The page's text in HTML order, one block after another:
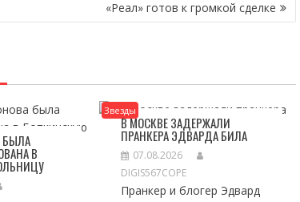
«Реал» готов к громкой сделке
БЫЛА
В
Звезды
В МОСКВЕ ЗАДЕРЖАЛИ
ПРАНКЕРА ЭДВАРДА БИЛА
07.08.2026
DIGIS567COPE
Пранкер и блогер Эдвард